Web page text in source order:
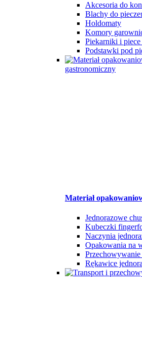
Akcesoria do
Blachy do
Holdomaty
Komory
Piekarniki i
Podstawki pod
Materiał
Jednorazowe
Kubeczki
Naczynia
Opakowania na
Rękawice